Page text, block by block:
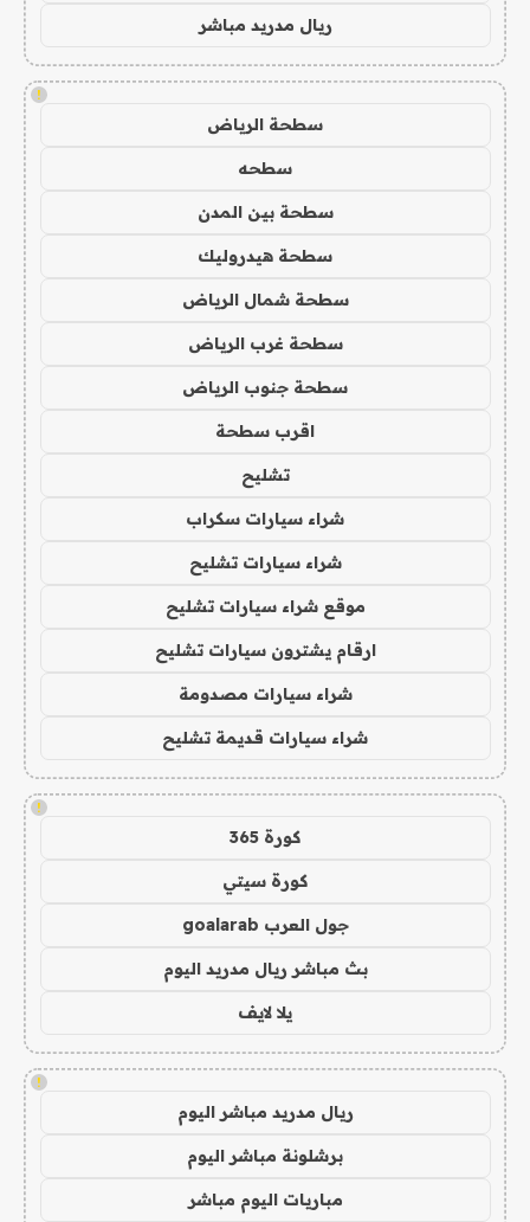
ريال مدريد مباشر
!
سطحة الرياض
سطحه
سطحة بين المدن
سطحة هيدروليك
سطحة شمال الرياض
سطحة غرب الرياض
سطحة جنوب الرياض
اقرب سطحة
تشليح
شراء سيارات سكراب
شراء سيارات تشليح
موقع شراء سيارات تشليح
ارقام يشترون سيارات تشليح
شراء سيارات مصدومة
شراء سيارات قديمة تشليح
!
كورة 365
كورة سيتي
جول العرب goalarab
بث مباشر ريال مدريد اليوم
يلا لايف
!
ريال مدريد مباشر اليوم
برشلونة مباشر اليوم
مباريات اليوم مباشر